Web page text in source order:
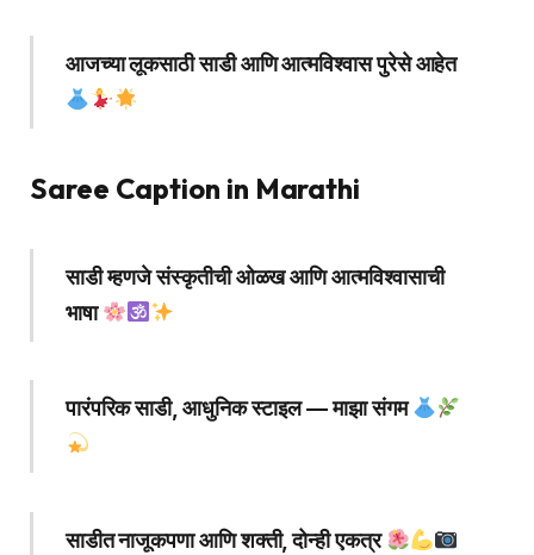
आजच्या लूकसाठी साडी आणि आत्मविश्वास पुरेसे आहेत
Saree Caption in Marathi
साडी म्हणजे संस्कृतीची ओळख आणि आत्मविश्वासाची
भाषा
पारंपरिक साडी, आधुनिक स्टाइल — माझा संगम
साडीत नाजूकपणा आणि शक्ती, दोन्ही एकत्र